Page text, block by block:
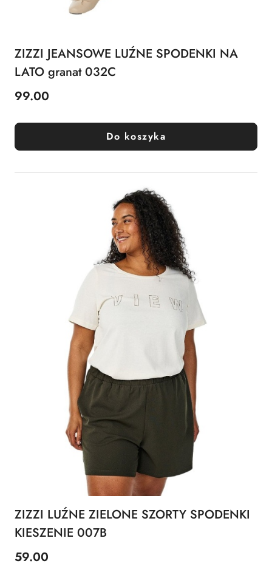
ZIZZI JEANSOWE LUŹNE SPODENKI NA
LATO granat 032C
Cena:
99.00
Do koszyka
ZIZZI LUŹNE ZIELONE SZORTY SPODENKI
KIESZENIE 007B
Cena:
59.00